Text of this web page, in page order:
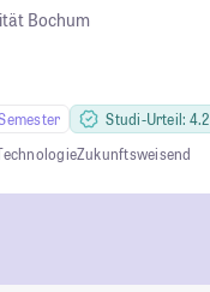
Bochum
Studi-Urteil: 4.2
Zukunftsweisend